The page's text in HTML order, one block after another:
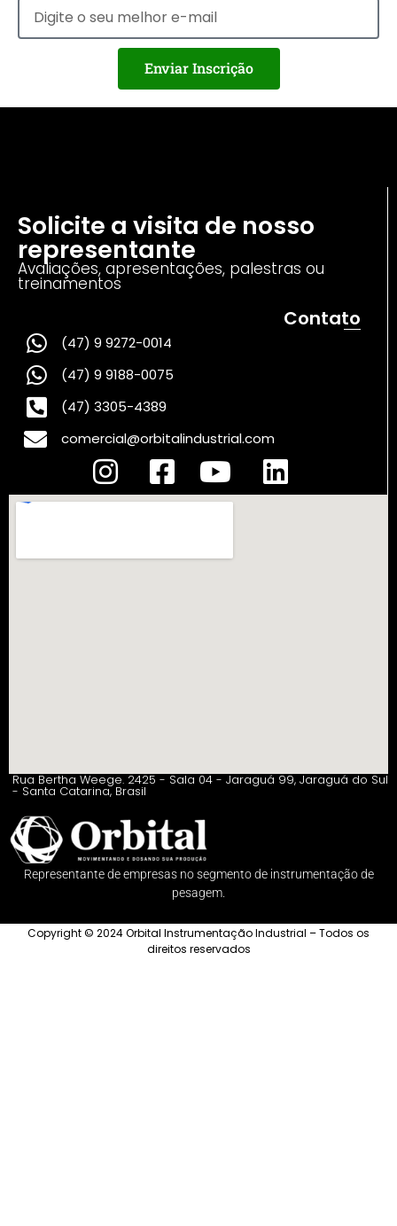
Enviar Inscrição
Solicite a visita de nosso
representante
Avaliações, apresentações, palestras ou
treinamentos
Contato
(47) 9 9272-0014
(47) 9 9188-0075
(47) 3305-4389
comercial@orbitalindustrial.com
Rua Bertha Weege. 2425 - Sala 04 - Jaraguá 99, Jaraguá do Sul
- Santa Catarina, Brasil
Representante de empresas no segmento de instrumentação de
pesagem.
Copyright © 2024 Orbital Instrumentação Industrial – Todos os
direitos reservados